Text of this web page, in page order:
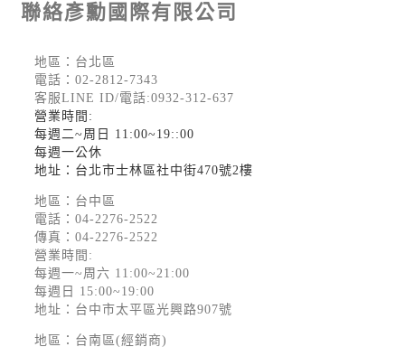
聯絡彥勳國際有限公司
地區：台北區
電話： 02-2812-7343
客服LINE ID/電話:0932-312-637
營業時間:
每週二~周日 11:00~19::00
每週一公休
地址：台北市士林區社中街470號2樓
地區：台中區
電話： 04-2276-2522
傳真：04-2276-2522
營業時間:
每週一~周六 11:00~21:00
每週日 15:00~19:00
地址：台中市太平區光興路907號
地區：台南區(經銷商)